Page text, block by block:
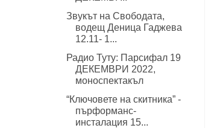
Звукът на Свободата,
водещ Деница Гаджева
12.11- 1...
Радио Туту: Парсифал 19
ДЕКЕМВРИ 2022,
моноспектакъл
“Ключовете на скитника” -
пърформанс-
инсталация 15...